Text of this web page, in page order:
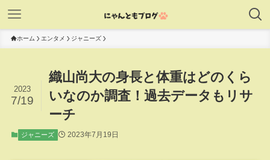
ホーム エンタメ ジャニーズ
織山尚大の身長と体重はどのくら
いなのか調査！過去データもリサ
ーチ
2023
7/19
ジャニーズ 2023年7月19日